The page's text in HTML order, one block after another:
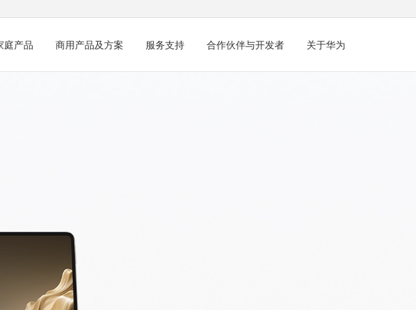
庭产品 商用产品及方案 服务支持 合作伙伴与开发者 关于华为